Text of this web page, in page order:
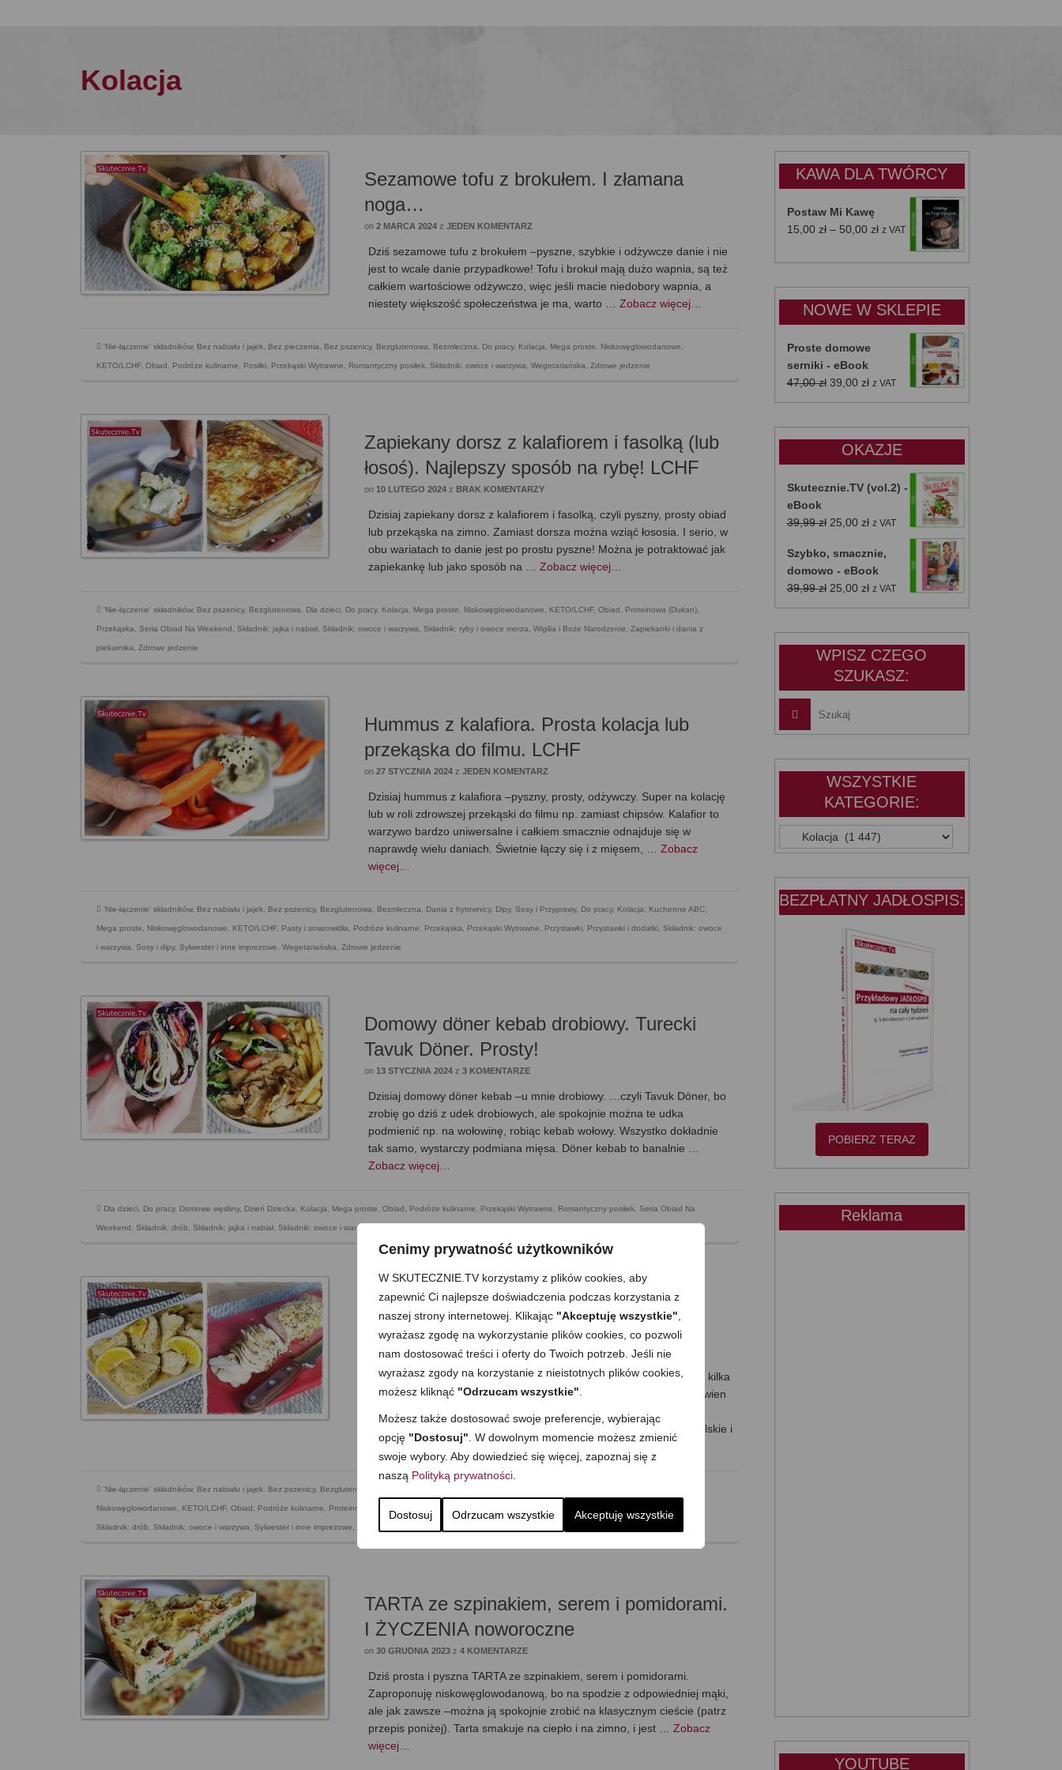
Cenimy prywatność użytkowników
W SKUTECZNIE.TV korzystamy z plików cookies, aby
zapewnić Ci najlepsze doświadczenia podczas korzystania z
naszej strony internetowej. Klikając "Akceptuję wszystkie"
wyrażasz zgodę na wykorzystanie plików cookies, co pozwoli
nam dostosować treści i oferty do Twoich potrzeb. Jeśli nie
wyrażasz zgody na korzystanie z nieistotnych plików cookies,
możesz kliknąć "Odrzucam wszystkie"
Możesz także dostosować swoje preferencje, wybierając
opcję "Dostosuj" . W dowolnym momencie możesz zmienić
swoje wybory. Aby dowiedzieć się więcej, zapoznaj się z
naszą Polityką prywatności
Dostosuj Odrzucam wszystkie Akceptuję wszystkie
Kolacja
Sezamowe tofu z brokułem. I złamana
noga…
on2 MARCA 2024 zJEDEN KOMENTARZ
Dziś sezamowe tufu z brokułem –pyszne, szybkie i odżywcze danie i nie
jest to wcale danie przypadkowe! Tofu i brokuł mają dużo wapnia, są też
całkiem wartościowe odżywczo, więc jeśli macie niedobory wapnia, a
niestety większość społeczeństwa je ma, warto …Zobacz więcej…
'Nie-łączenie' składników, Bez nabiału i jajek, Bez pieczenia, Bez pszenicy, Bezglutenowa, Bezmleczna, Do pracy, Kolacja, Mega proste, Niskowęglowodanowe,
KETO/LCHF, Obiad, Podróże kulinarne, Posiłki, Przekąski Wytrawne, Romantyczny posiłek, Składnik: owoce i warzywa, Wegetariańska, Zdrowe jedzenie
Zapiekany dorsz z kalafiorem i fasolką (lub
łosoś). Najlepszy sposób na rybę! LCHF
on 10 LUTEGO 2024 z BRAK KOMENTARZY
Dzisiaj zapiekany dorsz z kalafiorem i fasolką, czyli pyszny, prosty obiad
lub przekąska na zimno. Zamiast dorsza można wziąć łososia. I serio, w
obu wariatach to danie jest po prostu pyszne! Można je potraktować jak
zapiekankę lub jako sposób na …Zobacz więcej…
'Nie-łączenie' składników, Bez pszenicy, Bezglutenowa, Dla dzieci, Do pracy, Kolacja, Mega proste, Niskowęglowodanowe, KETO/LCHF, Obiad, Proteinowa (Dukan),
Przekąska, Seria Obiad Na Weekend, Składnik: jajka i nabiał, Składnik: owoce i warzywa, Składnik: ryby i owoce morza, Wigilia i Boże Narodzenie, Zapiekanki i dania z
piekarnika, Zdrowe jedzenie
Hummus z kalafiora. Prosta kolacja lub
przekąska do filmu. LCHF
on27 STYCZNIA 2024 zJEDEN KOMENTARZ
Dzisiaj hummus z kalafiora –pyszny, prosty, odżywczy. Super na kolację
lub w roli zdrowszej przekąski do filmu np. zamiast chipsów. Kalafior to
warzywo bardzo uniwersalne i całkiem smacznie odnajduje się w
naprawdę wielu daniach. Świetnie łączy się i z mięsem, …Zobacz
więcej…
'Nie-łączenie' składników, Bez nabiału i jajek, Bez pszenicy, Bezglutenowa, Bezmleczna, Dania z frytownicy, Dipy, Sosy i Przyprawy, Do pracy, Kolacja, Kuchenne ABC,
Mega proste, Niskowęglowodanowe, KETO/LCHF, Pasty i smarowidła, Podróże kulinarne, Przekąska, Przekąski Wytrawne, Przystawki, Przystawki i dodatki, Składnik: owoce
i warzywa, Sosy i dipy, Sylwester i inne imprezowe, Wegetariańska, Zdrowe jedzenie
Domowy döner kebab drobiowy. Turecki
Tavuk Döner. Prosty!
on 13 STYCZNIA 2024 z3 KOMENTARZE
Dzisiaj domowy döner kebab –u mnie drobiowy. …czyli Tavuk Döner, bo
zrobię go dziś z udek drobiowych, ale spokojnie można te udka
podmienić np. na wołowinę, robiąc kebab wołowy. Wszystko dokładnie
tak samo, wystarczy podmiana mięsa. Döner kebab to banalnie …
Zobacz więcej…
Dla dzieci, Do pracy, Domowe wędliny, Dzień Dziecka, Kolacja, Mega proste, Obiad, Podróże kulinarne, Przekąski Wytrawne, Romantyczny posiłek, Seria Obiad Na
Weekend, Składnik: drób, Składnik: jajka i nabiał, Składnik: owoce i warzywa
Indyk po prowansalsku w sosie
pomarańczowym
6 STYCZNIA 2024 zBRAK KOMENTARZY
Dzisiaj indyk po prowansalsku w sosie pomarańczowym. Zostało mi kilka
pomarańczy, w lodówce miałam indyka, więc przypomniał mi się pewien
prosty przepis, którego dawno nie robiłam. Wyciska się sok z
pomarańczy, dodaje kilka mocnych przypraw, w tym zioła prowansalskie i
Zobacz więcej…
'Nie-łączenie' składników, Bez nabiału i jajek, Bez pszenicy, Bezglutenowa
Niskowęglowodanowe, KETO/LCHF, Obiad, Podróże kulinarne, Proteinowa (Dukan)
Składnik: drób, Składnik: owoce i warzywa, Sylwester i inne imprezowe,
TARTA ze szpinakiem, serem i pomidorami.
I ŻYCZENIA noworoczne
on30 GRUDNIA 2023 z4 KOMENTARZE
Dziś prosta i pyszna TARTA ze szpinakiem, serem i pomidorami.
Zaproponuję niskowęglowodanową, bo na spodzie z odpowiedniej mąki,
ale jak zawsze –można ją spokojnie zrobić na klasycznym cieście (patrz
przepis poniżej). Tarta smakuje na ciepło i na zimno, i jest …Zobacz
więcej…
KAWA DLA TWÓRCY
Postaw Mi Kawę
15,00 zł – 50,00 złZakres
od
do
50,00 zł
z VAT
NOWE W SKLEPIE
Proste domowe
serniki - eBook
47,00zł Pierwotna
cena
39,00 złAktualna
cena
z VAT
OKAZJE
Skutecznie.TV (vol.2) -
eBook
39,99zł Pierwotna
wynosiła:
39,99 zł.
25,00 złAktualna
wynosi:
25,00 zł.
z VAT
Szybko, smacznie,
domowo - eBook
39,99zł Pierwotna
cena
25,00 złAktualna
cena
z VAT
WPISZ CZEGO
SZUKASZ:
WSZYSTKIE
KATEGORIE:
WSZYSTKIE
KATEGORIE:
BEZPŁATNY JADŁOSPIS:
POBIERZ TERAZ
Reklama
YOUTUBE